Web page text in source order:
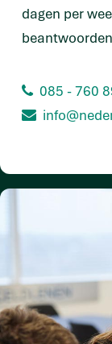
dagen per
085 - 760